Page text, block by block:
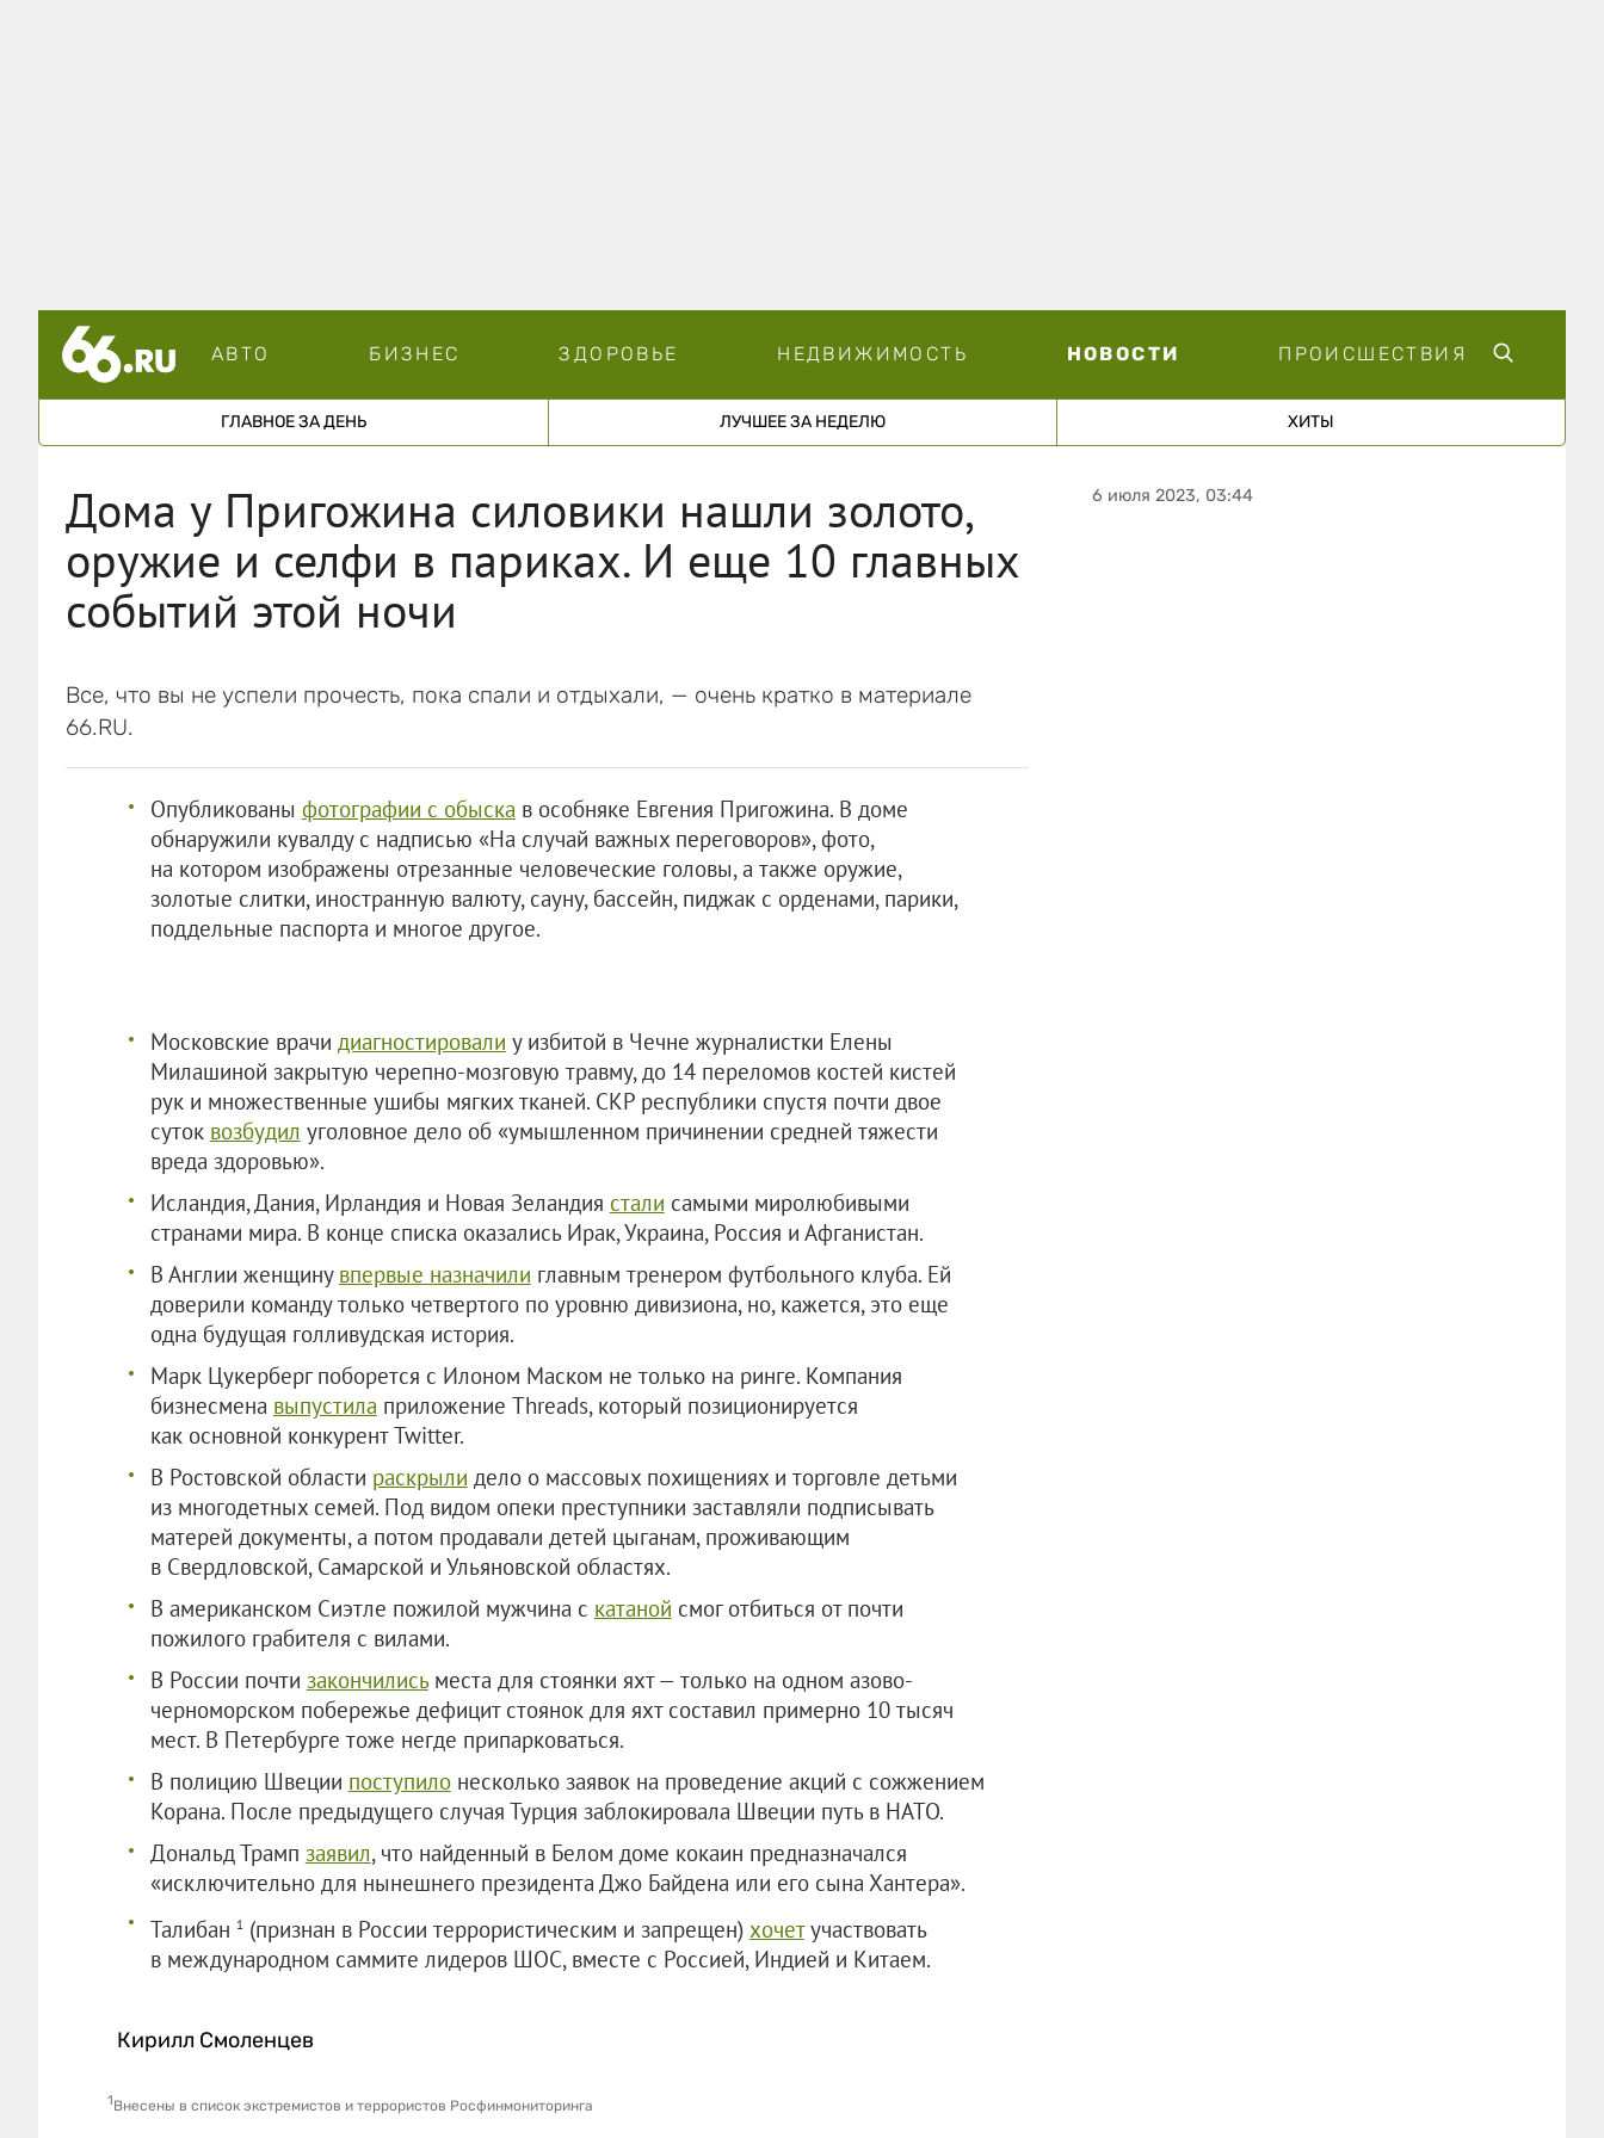
АВТО БИЗНЕС ЗДОРОВЬЕ НЕДВИЖИМОСТЬ НОВОСТИ ПРОИСШЕСТВИЯ
ГЛАВНОЕ ЗА ДЕНЬ ЛУЧШЕЕ ЗА НЕДЕЛЮ ХИТЫ
Дома у Пригожина силовики нашли золото,
оружие и селфи в париках. И еще 10 главных
событий этой ночи
Все, что вы не успели прочесть, пока спали и отдыхали, — очень кратко в материале
66.RU.
Опубликованы фотографии c обыска в особняке Евгения Пригожина. В доме
обнаружили кувалду с надписью «На случай важных переговоров», фото,
на котором изображены отрезанные человеческие головы, а также оружие,
золотые слитки, иностранную валюту, сауну, бассейн, пиджак с орденами, парики,
поддельные паспорта и многое другое.
Московские врачи диагностировали у избитой в Чечне журналистки Елены
Милашиной закрытую черепно-мозговую травму, до 14 переломов костей кистей
рук и множественные ушибы мягких тканей. СКР республики спустя почти двое
суток возбудил уголовное дело об «умышленном причинении средней тяжести
вреда здоровью».
Исландия, Дания, Ирландия и Новая Зеландия стали самыми миролюбивыми
странами мира. В конце списка оказались Ирак, Украина, Россия и Афганистан.
В Англии женщину впервые назначили главным тренером футбольного клуба. Ей
доверили команду только четвертого по уровню дивизиона, но, кажется, это еще
одна будущая голливудская история.
Марк Цукерберг поборется с Илоном Маском не только на ринге. Компания
бизнесмена выпустила приложение Threads, который позиционируется
как основной конкурент Twitter.
В Ростовской области раскрыли дело о массовых похищениях и торговле детьми
из многодетных семей. Под видом опеки преступники заставляли подписывать
матерей документы, а потом продавали детей цыганам, проживающим
в Свердловской, Самарской и Ульяновской областях.
В американском Сиэтле пожилой мужчина с катаной смог отбиться от почти
пожилого грабителя с вилами.
В России почти закончилисьместа для стоянки яхт — только на одном азово-
черноморском побережье дефицит стоянок для яхт составил примерно 10 тысяч
мест. В Петербурге тоже негде припарковаться.
В полицию Швеции поступилонесколько заявок на проведение акций с сожжением
Корана. После предыдущего случая Турция заблокировала Швеции путь в НАТО.
Дональд Трамп заявил, что найденный в Белом доме кокаин предназначался
«исключительно для нынешнего президента Джо Байдена или его сына Хантера».
Талибан 1 (признан в России террористическим и запрещен) хочетучаствовать
в международном саммите лидеров ШОС, вместе с Россией, Индией и Китаем.
Кирилл Смоленцев
1Внесены в список экстремистов и террористов Росфинмониторинга
6 июля 2023, 03:44